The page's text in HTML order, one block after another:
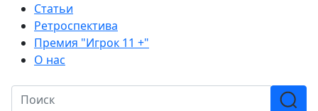
Статьи
Ретроспектива
Премия "Игрок 11 +"
О нас